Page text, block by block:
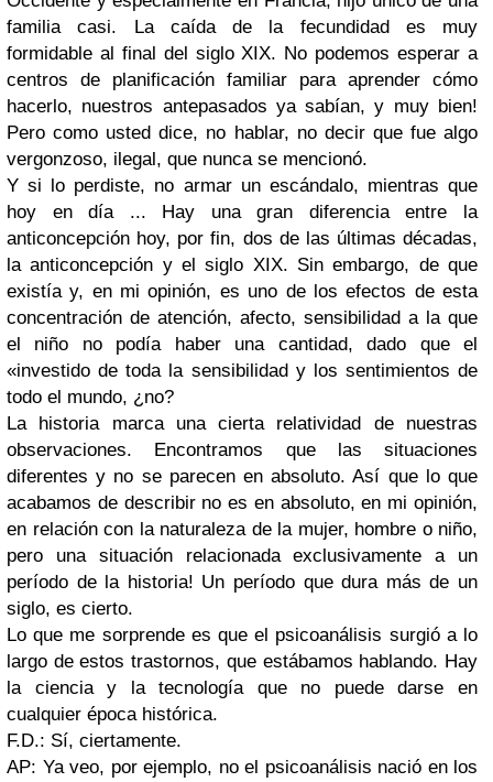
familia casi. La caída de la fecundidad es muy
formidable al final del siglo XIX. No podemos esperar a
centros de planificación familiar para aprender cómo
hacerlo, nuestros antepasados ya sabían, y muy bien!
Pero como usted dice, no hablar, no decir que fue algo
vergonzoso, ilegal, que nunca se mencionó.
Y si lo perdiste, no armar un escándalo, mientras que
hoy en día ... Hay una gran diferencia entre la
anticoncepción hoy, por fin, dos de las últimas décadas,
la anticoncepción y el siglo XIX. Sin embargo, de que
existía y, en mi opinión, es uno de los efectos de esta
concentración de atención, afecto, sensibilidad a la que
el niño no podía haber una cantidad, dado que el
«investido de toda la sensibilidad y los sentimientos de
todo el mundo, ¿no?
La historia marca una cierta relatividad de nuestras
observaciones. Encontramos que las situaciones
diferentes y no se parecen en absoluto. Así que lo que
acabamos de describir no es en absoluto, en mi opinión,
en relación con la naturaleza de la mujer, hombre o niño,
pero una situación relacionada exclusivamente a un
período de la historia! Un período que dura más de un
siglo, es cierto.
Lo que me sorprende es que el psicoanálisis surgió a lo
largo de estos trastornos, que estábamos hablando. Hay
la ciencia y la tecnología que no puede darse en
cualquier época histórica.
F.D.: Sí, ciertamente.
AP: Ya veo, por ejemplo, no el psicoanálisis nació en los